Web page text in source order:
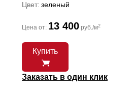
Цвет зеленый
Цена от: 13 400 руб./м2
Купить
Заказать в один клик